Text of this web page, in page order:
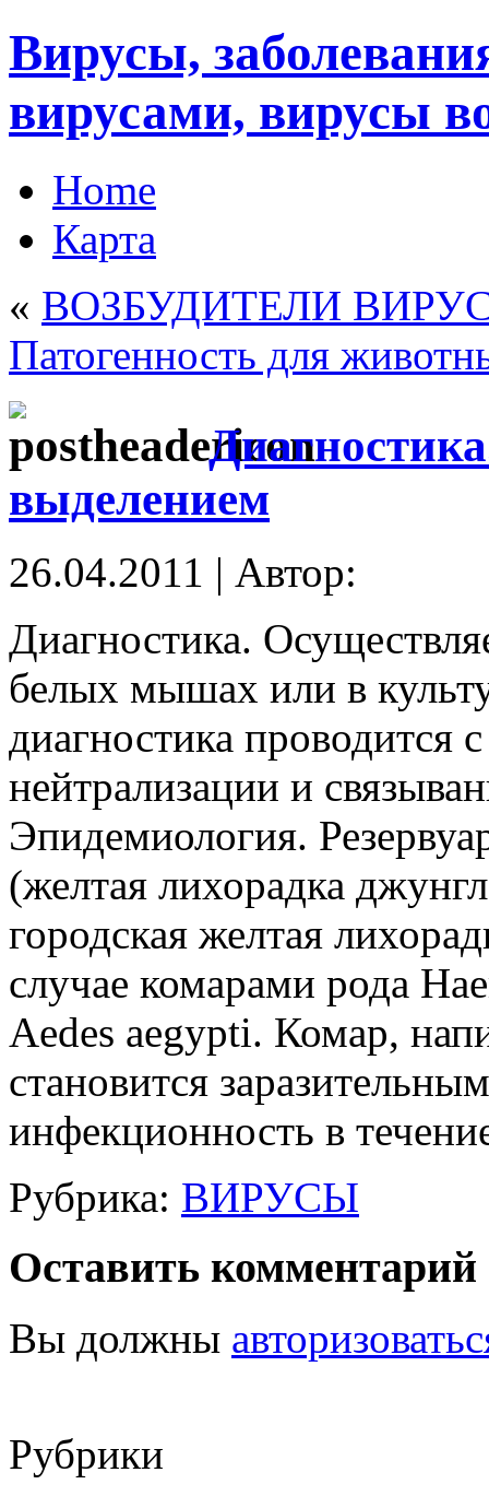
Вирусы,
вирусами, вирусы
Home
Карта
« ВОЗБУДИТЕЛИ
Патогенность для
выделением
26.04.2011 | Автор:
Диагностика.
белых мышах или в
диагностика
нейтрализации и
Эпидемиология.
(желтая лихорадка
городская желтая
случае комарами рода
Aedes aegypti. Комар,
становится
инфекционность в
Рубрика: ВИРУСЫ
Оставить комментарий
Вы должны
Рубрики